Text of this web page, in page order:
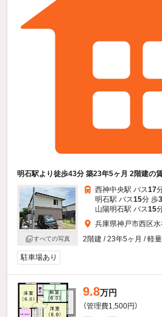
明石駅より徒歩43分 築23年5ヶ月 2階建の
すべての写真
西神中央駅 バス17
明石駅 バス15分 歩3
山陽明石駅 バス15
兵庫県神戸市西区水
2階建 / 23年5ヶ月 / 軽
駐車場あり
9.8万円
（管理費1,500円）